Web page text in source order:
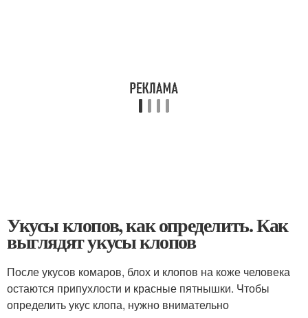
Укусы клопов, как определить. Как
выглядят укусы клопов
После укусов комаров, блох и клопов на коже человека
остаются припухлости и красные пятнышки. Чтобы
определить укус клопа, нужно внимательно